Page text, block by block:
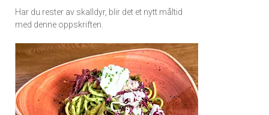
Har du rester av skalldyr, blir det et nytt måltid
med denne oppskriften.